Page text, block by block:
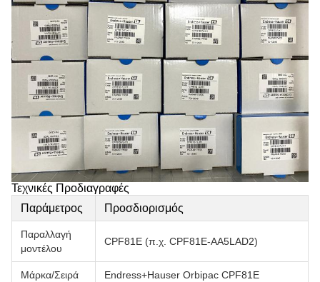
Τεχνικές Προδιαγραφές
Παράμετρος Προσδιορισμός
Παραλλαγή
μοντέλου
CPF81E (π.χ. CPF81E-AA5LAD2)
Μάρκα/Σειρά Endress+Hauser Orbipac CPF81E